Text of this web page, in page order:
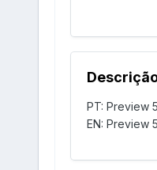
PT: Preview
EN: Preview